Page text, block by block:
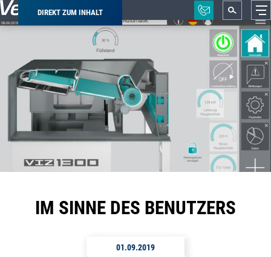
DIREKT ZUM INHALT
Pfadnavigation
IM SINNE DES BENUTZERS
01.09.2019